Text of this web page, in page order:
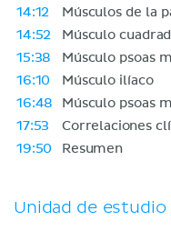
14:12
Músculos de la
14:52
Músculo
15:38
Músculo psoas
16:10
Músculo ilíaco
16:48
Músculo psoas
17:53
Correlaciones
19:50
Resumen
Unidad de estudio